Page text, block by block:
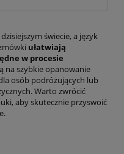
świecie, a język
ułatwiają
w procesie
na szybkie opanowanie
osób podróżujących lub
Warto zwrócić
aby skutecznie przyswoić